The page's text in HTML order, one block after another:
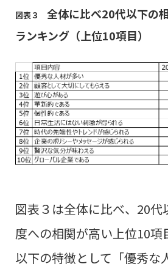
図表３ 全体に比べ20代以下の
ランキング（上位10項目）
図表３は全体に比べ、20代
度への相関が高い上位10項
以下の特徴として「優秀な